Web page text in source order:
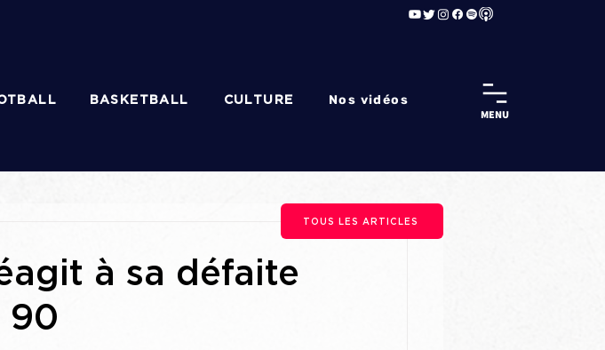
BASKETBALL CULTURE Nos vidéos
MENU
à sa défaite
90
TOUS LES ARTICLES